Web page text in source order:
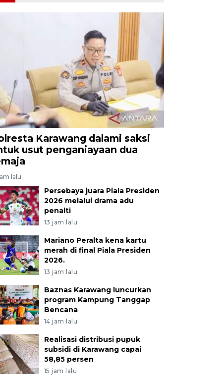
Karawang dalami saksi
usut penganiayaan dua
lalu
Persebaya juara Piala Presiden
2026 melalui drama adu
penalti
13 jam lalu
Mariano Peralta kena kartu
merah di final Piala Presiden
2026.
13 jam lalu
Baznas Karawang luncurkan
program Kampung Tanggap
Bencana
14 jam lalu
Realisasi distribusi pupuk
subsidi di Karawang capai
58,85 persen
15 jam lalu